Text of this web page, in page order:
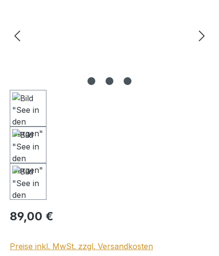
Regulärer Preis:
89,00 €
Preise inkl. MwSt. zzgl. Versandkosten